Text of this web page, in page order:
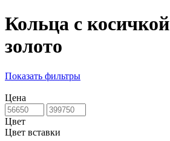
Кольца с
золото
Показать фильтры
Цена
Цвет
Цвет вставки